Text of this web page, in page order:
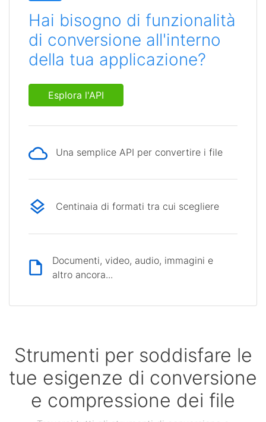
Hai bisogno di funzionalità
di conversione all'interno
della tua applicazione?
Esplora l'API
Una semplice API per convertire i file
Centinaia di formati tra cui scegliere
Documenti, video, audio, immagini e
altro ancora...
Strumenti per soddisfare le
tue esigenze di conversione
e compressione dei file